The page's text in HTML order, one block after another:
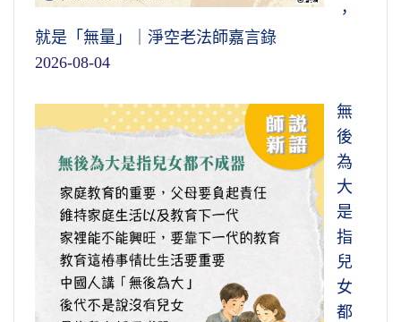
，
就是「無量」｜淨空老法師嘉言錄
2026-08-04
無
後
為
大
是
指
兒
女
都